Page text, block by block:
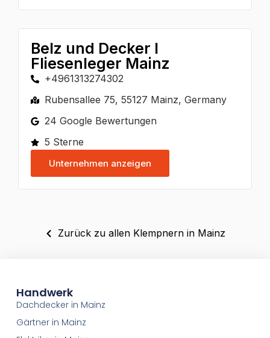
Belz und Decker I
Fliesenleger Mainz
+4961313274302
Rubensallee 75, 55127 Mainz, Germany
24 Google Bewertungen
5 Sterne
Unternehmen anzeigen
Zurück zu allen Klempnern in Mainz
Handwerk
Dachdecker in Mainz
Gärtner in Mainz